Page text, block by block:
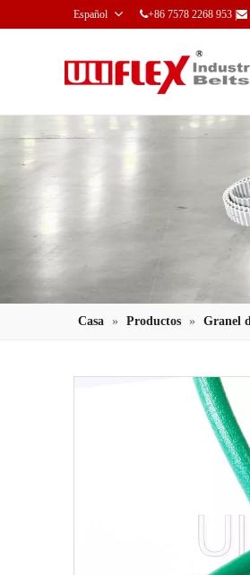
Español +86 7578 2268 953 | 
Casa » Productos » Granel